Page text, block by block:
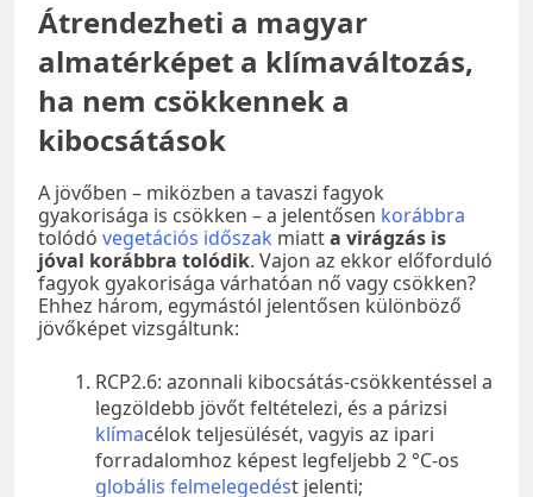
Átrendezheti a magyar
almatérképet a klímaváltozás,
ha nem csökkennek a
kibocsátások
A jövőben – miközben a tavaszi fagyok
gyakorisága is csökken – a jelentősen korábbra
tolódó vegetációs időszak miatta virágzás is
jóval korábbra tolódik. Vajon az ekkor előforduló
fagyok gyakorisága várhatóan nő vagy csökken?
Ehhez három, egymástól jelentősen különböző
jövőképet vizsgáltunk:
RCP2.6: azonnali kibocsátás-csökkentéssel a
legzöldebb jövőt feltételezi, és a párizsi
klímacélok teljesülését, vagyis az ipari
forradalomhoz képest legfeljebb 2 °C-os
globális felmelegedést jelenti;